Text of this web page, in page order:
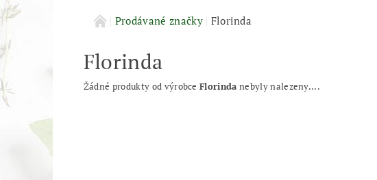
AKČNÍ SLEVAProdávané značky Florinda
Florinda
Žádné produkty od výrobceFlorinda nebyly nalezeny....